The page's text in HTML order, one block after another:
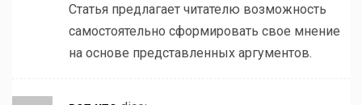
Статья предлагает читателю возможность
самостоятельно сформировать свое мнение
на основе представленных аргументов.